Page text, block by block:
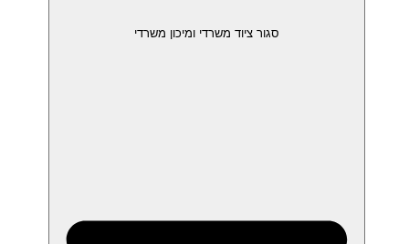
סגור ציוד משרדי ומיכון משרדי